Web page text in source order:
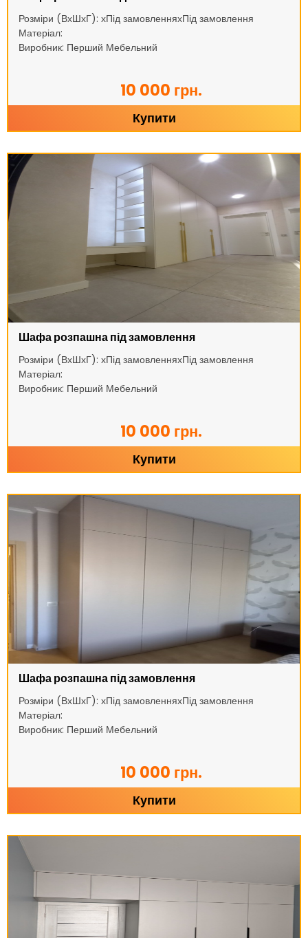
Розміри (ВхШхГ): хПід замовленняхПід замовлення
Матеріал:
Виробник: Перший Мебельний
10 000 грн.
Купити
Шафа розпашна під замовлення
Розміри (ВхШхГ): хПід замовленняхПід замовлення
Матеріал:
Виробник: Перший Мебельний
10 000 грн.
Купити
Шафа розпашна під замовлення
Розміри (ВхШхГ): хПід замовленняхПід замовлення
Матеріал:
Виробник: Перший Мебельний
10 000 грн.
Купити